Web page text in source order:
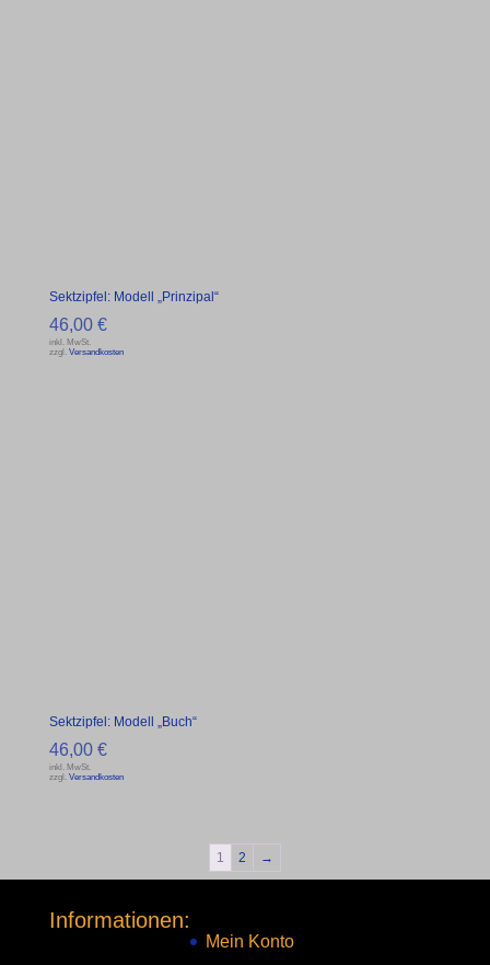
Sektzipfel: Modell „Prinzipal“
46,00 €
inkl. MwSt.
zzgl. Versandkosten
Sektzipfel: Modell „Buch“
46,00 €
inkl. MwSt.
zzgl. Versandkosten
1 2 →
Informationen:
Mein Konto